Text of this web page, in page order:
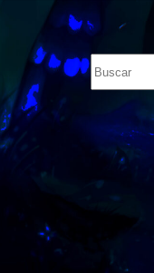
Sin
resultados